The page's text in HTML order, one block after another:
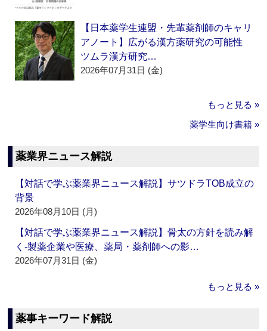
【日本薬学生連盟・先輩薬剤師のキャリ
アノート】広がる漢方薬研究の可能性
ツムラ漢方研究…
2026年07月31日 (金)
もっと見る »
薬学生向け書籍 »
薬業界ニュース解説
【対話で学ぶ薬業界ニュース解説】サツドラTOB成立の
背景
2026年08月10日 (月)
【対話で学ぶ薬業界ニュース解説】骨太の方針を読み解
く‐製薬企業や医療、薬局・薬剤師への影…
2026年07月31日 (金)
もっと見る »
薬事キーワード解説